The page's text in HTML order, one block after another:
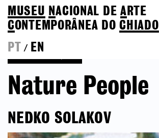
MUSEU NACIONAL DEA RTE
CONTEMPORÂNEA DOCHIADO
PT
/ EN
Nature People
NEDKO SOLAKOV